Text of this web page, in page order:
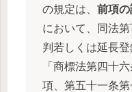
の規定は、 前項の
において、同法
判若しくは延長登
「商標法第四十
項、第五十一条